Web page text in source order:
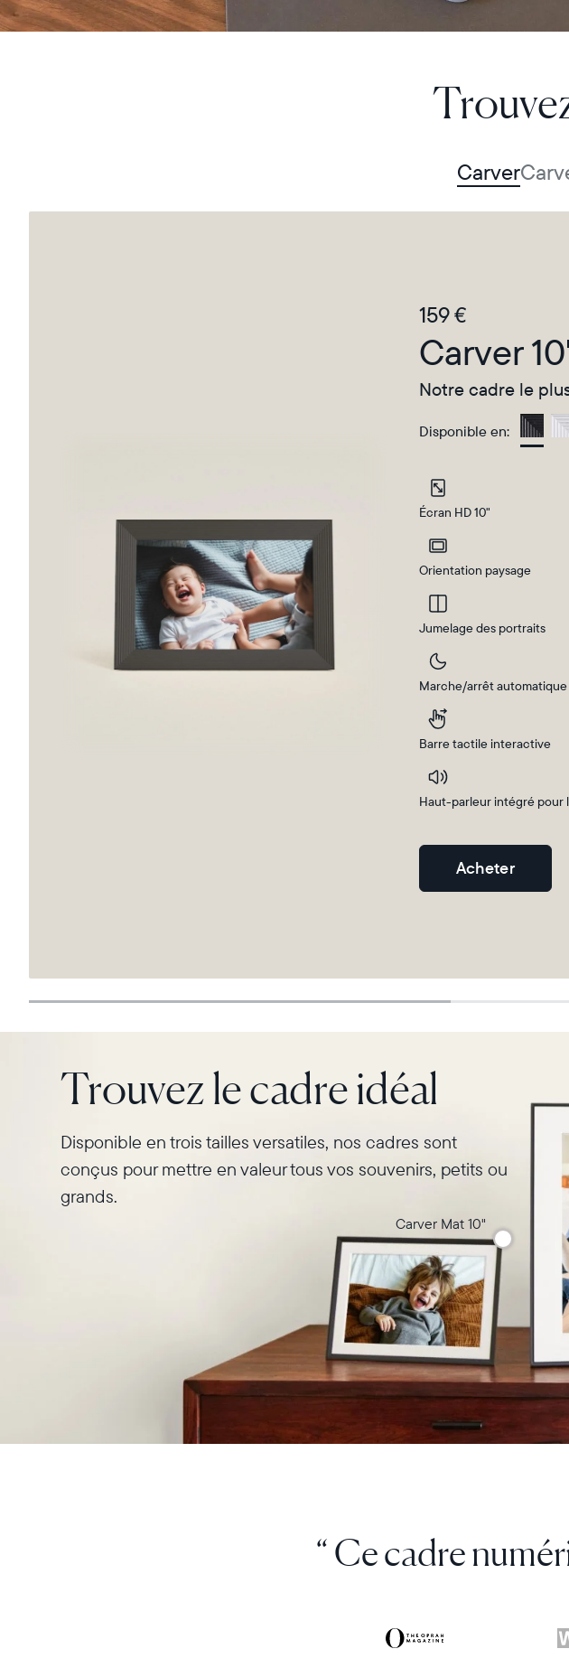
Actuelle
France
Choisissez votre
Choisir la langue:
Carver
159 €
Carver
Notre cadre le
Disponible en:
Gravel
Écran HD 10"
Orientation paysage
Jumelage des portraits
Marche/arrêt
Barre tactile interactive
Haut-parleur intégré pour
Acheter
Trouvez le cadre idéal
Disponible en trois tailles versatiles, nos cadres sont
conçus pour mettre en valeur tous vos souvenirs, petits ou
grands.
Carver Mat 10"
“ Aura est sans